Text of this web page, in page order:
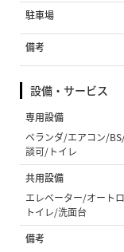
駐車場
備考
設備・サービス
専用設備
ベランダ/エアコン/
談可/トイレ
共用設備
エレベーター/オート
トイレ/洗面台
備考